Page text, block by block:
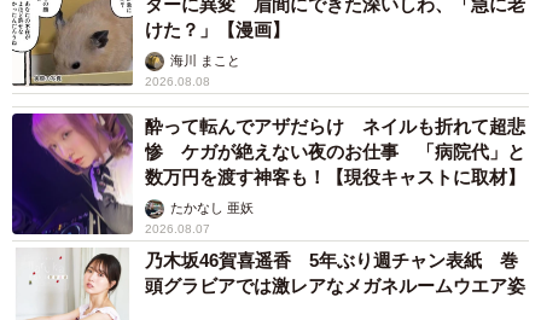
けた？」【漫画】
海川 まこと
2026.08.08
酔って転んでアザだらけ ネイルも折れて超悲
惨 ケガが絶えない夜のお仕事 「病院代」と
数万円を渡す神客も！【現役キャストに取材】
たかなし 亜妖
2026.08.07
乃木坂46賀喜遥香 5年ぶり週チャン表紙 巻
頭グラビアでは激レアなメガネルームウエア姿